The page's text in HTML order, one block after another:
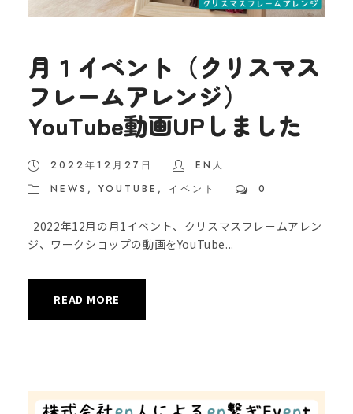
月１イベント（クリスマス
フレームアレンジ）
YouTube動画UPしました
2022年12月27日
EN人
NEWS , YOUTUBE , イベント 0
2022年12月の月1イベント、クリスマスフレームアレン
ジ、ワークショップの動画をYouTube...
READ MORE